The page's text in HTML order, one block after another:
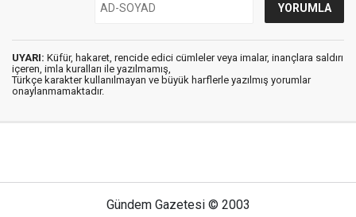
UYARI: Küfür, hakaret, rencide edici cümleler veya imalar, inançlara saldırı
içeren, imla kuralları ile yazılmamış,
Türkçe karakter kullanılmayan ve büyük harflerle yazılmış yorumlar
onaylanmamaktadır.
Gündem Gazetesi © 2003